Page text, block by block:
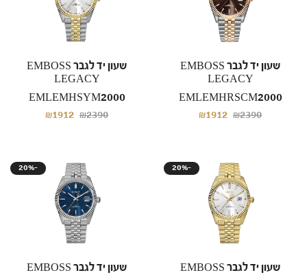
שעון יד לגבר EMBOSS
LEGACY
EMLEMHSYM2000
₪1912 ₪2390
שעון יד לגבר EMBOSS
LEGACY
EMLEMHRSCM2000
₪1912 ₪2390
20%-
שעון יד לגבר EMBOSS
20%-
שעון יד לגבר EMBOSS